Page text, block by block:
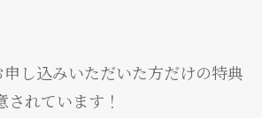
し込みいただいた方だけの特典
れています！